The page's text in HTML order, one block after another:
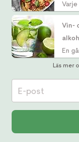
Vin-
En
Läs mer
E-post